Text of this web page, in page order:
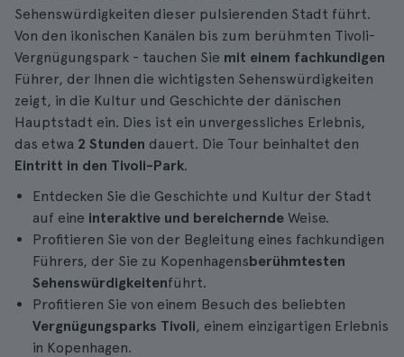
Sehenswürdigkeiten dieser pulsierenden Stadt führt.
Von den ikonischen Kanälen bis zum berühmten Tivoli-
Vergnügungspark - tauchen Sie mit einem fachkundigen
Führer, der Ihnen die wichtigsten Sehenswürdigkeiten
zeigt, in die Kultur und Geschichte der dänischen
Hauptstadt ein. Dies ist ein unvergessliches Erlebnis,
das etwa 2 Stunden dauert. Die Tour beinhaltet den
Eintritt in den Tivoli-Park.
Entdecken Sie die Geschichte und Kultur der Stadt
auf eine interaktive und bereichernde Weise.
Profitieren Sie von der Begleitung eines fachkundigen
Führers, der Sie zu Kopenhagensberühmtesten
Sehenswürdigkeitenführt.
Profitieren Sie von einem Besuch des beliebten
Vergnügungsparks Tivoli, einem einzigartigen Erlebnis
in Kopenhagen.